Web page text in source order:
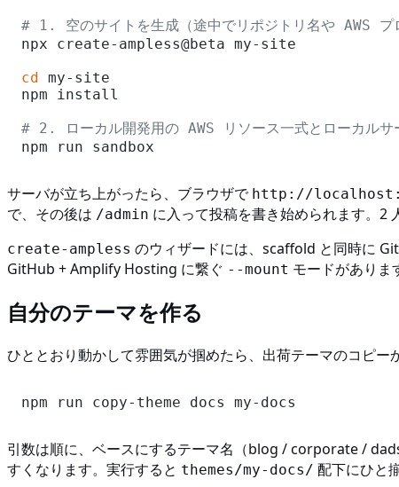
# 1. 空のサイトを生成（途中でリポジトリ名や AWS プ
npx create-ampless@beta my-site
cd my-site
npm install
# 2. ローカル開発用の AWS リソース一式とローカルサ
サーバが立ち上がったら、ブラウザで http://
で、その後は /admin に入って投稿を書き始められます。2
create-ampless のウィザードには、scaffold と同時に
GitHub + Amplify Hosting に繋ぐ --mount モードがありま
自分のテーマを作る
ひととおり動かして雰囲気が掴めたら、出荷テーマのコピ
引数は順に、ベースにするテーマ名（blog / corporate /
すくなります。実行すると themes/my-docs/ 配下にひと